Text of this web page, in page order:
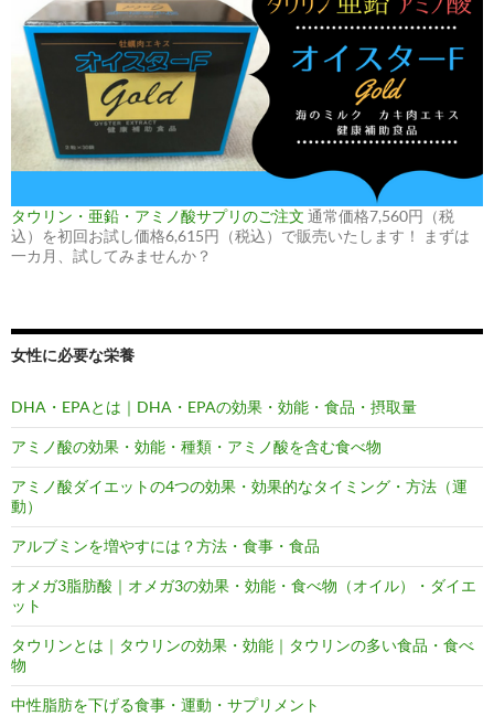
タウリン・亜鉛・アミノ酸サプリのご注文 通常価格7,560円（税
込）を初回お試し価格6,615円（税込）で販売いたします！ まずは
一カ月、試してみませんか？
女性に必要な栄養
DHA・EPAとは｜DHA・EPAの効果・効能・食品・摂取量
アミノ酸の効果・効能・種類・アミノ酸を含む食べ物
アミノ酸ダイエットの4つの効果・効果的なタイミング・方法（運
動）
アルブミンを増やすには？方法・食事・食品
オメガ3脂肪酸｜オメガ3の効果・効能・食べ物（オイル）・ダイエ
ット
タウリンとは｜タウリンの効果・効能｜タウリンの多い食品・食べ
物
中性脂肪を下げる食事・運動・サプリメント